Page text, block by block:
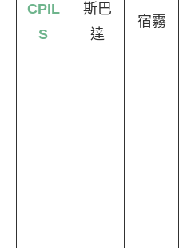
CPIL
S
斯巴
達
宿霧